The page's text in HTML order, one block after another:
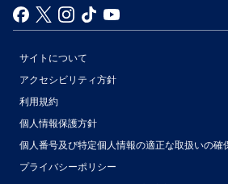
サイトについて
アクセシビリティ方針
利用規約
個人情報保護方針
個人番号及び特定個人情報の適正な取扱いの確
プライバシーポリシー